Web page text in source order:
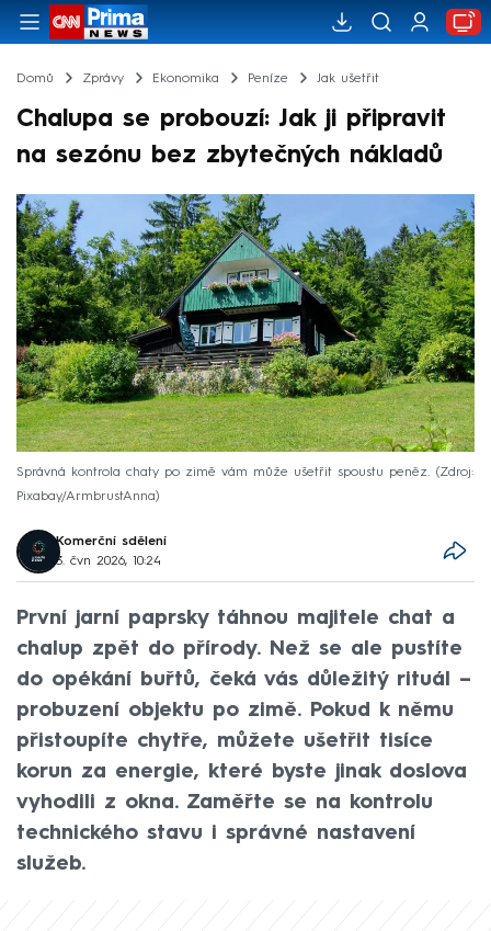
Domů Zprávy Ekonomika Peníze Jak ušetřit
Chalupa se probouzí: Jak ji připravit
na sezónu bez zbytečných nákladů
Správná kontrola chaty po zimě vám může ušetřit spoustu peněz.
Zdroj:
Pixabay/ArmbrustAnna
Komerční sdělení
3. čvn 2026, 10:24
První jarní paprsky táhnou majitele chat a
chalup zpět do přírody. Než se ale pustíte
do opékání buřtů, čeká vás důležitý rituál –
probuzení objektu po zimě. Pokud k němu
přistoupíte chytře, můžete ušetřit tisíce
korun za energie, které byste jinak doslova
vyhodili z okna. Zaměřte se na kontrolu
technického stavu i správné nastavení
služeb.